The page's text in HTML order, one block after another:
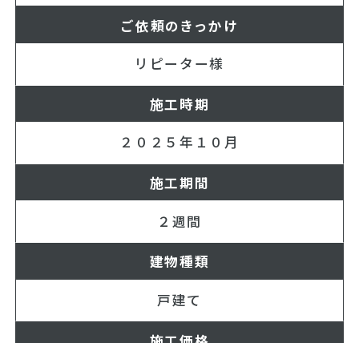
ご依頼のきっかけ
リピーター様
施工時期
２０２５年１０月
施工期間
２週間
建物種類
戸建て